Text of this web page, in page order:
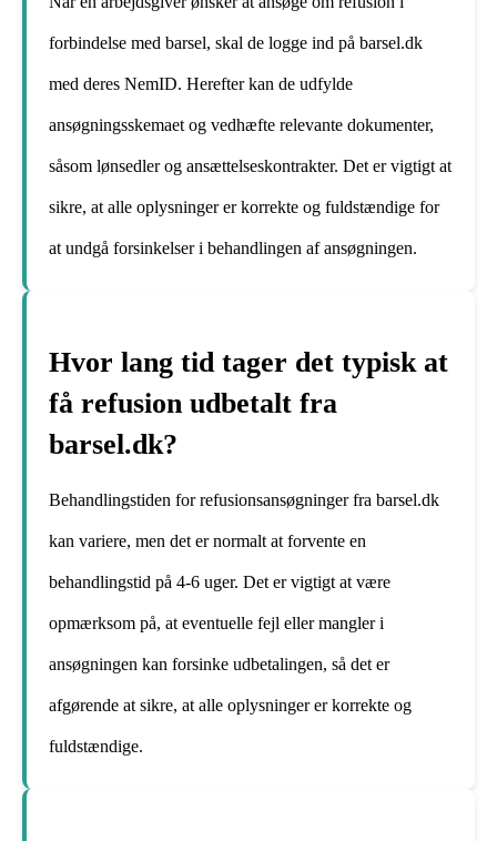
forbindelse med barsel, skal de logge ind på barsel.dk
med deres NemID. Herefter kan de udfylde
ansøgningsskemaet og vedhæfte relevante dokumenter,
såsom lønsedler og ansættelseskontrakter. Det er vigtigt at
sikre, at alle oplysninger er korrekte og fuldstændige for
at undgå forsinkelser i behandlingen af ansøgningen.
Hvor lang tid tager det typisk at
få refusion udbetalt fra
barsel.dk?
Behandlingstiden for refusionsansøgninger fra barsel.dk
kan variere, men det er normalt at forvente en
behandlingstid på 4-6 uger. Det er vigtigt at være
opmærksom på, at eventuelle fejl eller mangler i
ansøgningen kan forsinke udbetalingen, så det er
afgørende at sikre, at alle oplysninger er korrekte og
fuldstændige.